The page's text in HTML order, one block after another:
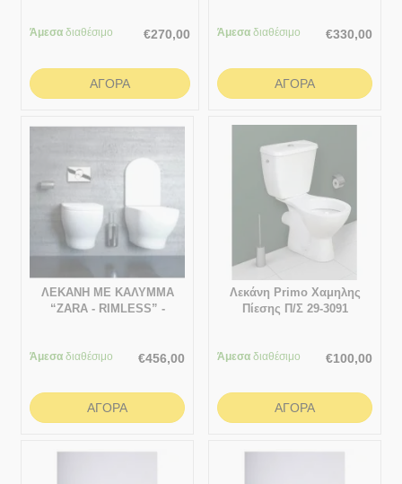
Άμεσα διαθέσιμο €270,00
ΑΓΟΡΆ
Άμεσα διαθέσιμο €330,00
ΑΓΟΡΆ
ΛΕΚΑΝΗ ΜΕ ΚΑΛΥΜΜΑ
“ZARA - RIMLESS” -
Άμεσα διαθέσιμο €456,00
ΑΓΟΡΆ
Λεκάνη Primo Χαμηλης
Πίεσης Π/Σ 29-3091
Άμεσα διαθέσιμο €100,00
ΑΓΟΡΆ